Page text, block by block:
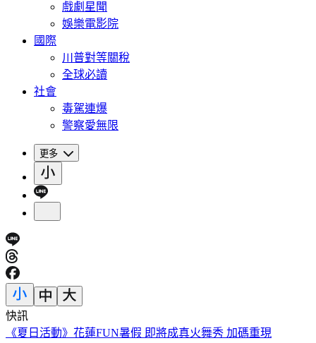
戲劇星聞
娛樂電影院
國際
川普對等關稅
全球必讀
社會
毒駕連爆
警察愛無限
更多
快訊
獨／高捷新制服被比擬禮儀社 員工：像九如橋不符美學